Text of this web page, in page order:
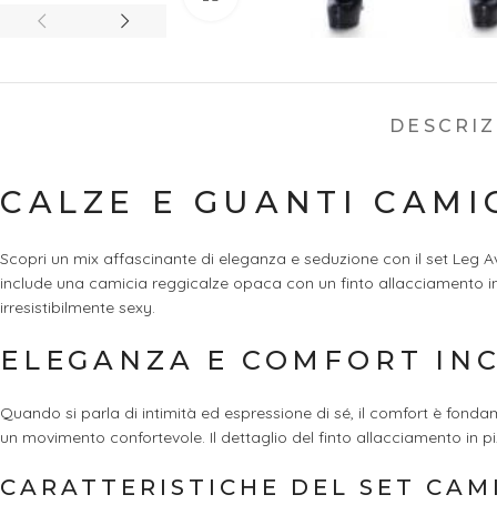
CALZE E GUANTI
Scopri un mix affascinante di eleganza e seduzione con il set Leg
include una camicia reggicalze opaca con un finto allacciamento
irresistibilmente sexy.
ELEGANZA E COMFORT
Quando si parla di intimità ed espressione di sé, il comfort è
un movimento confortevole. Il dettaglio del finto allacciamento in
CARATTERISTICHE DEL SET